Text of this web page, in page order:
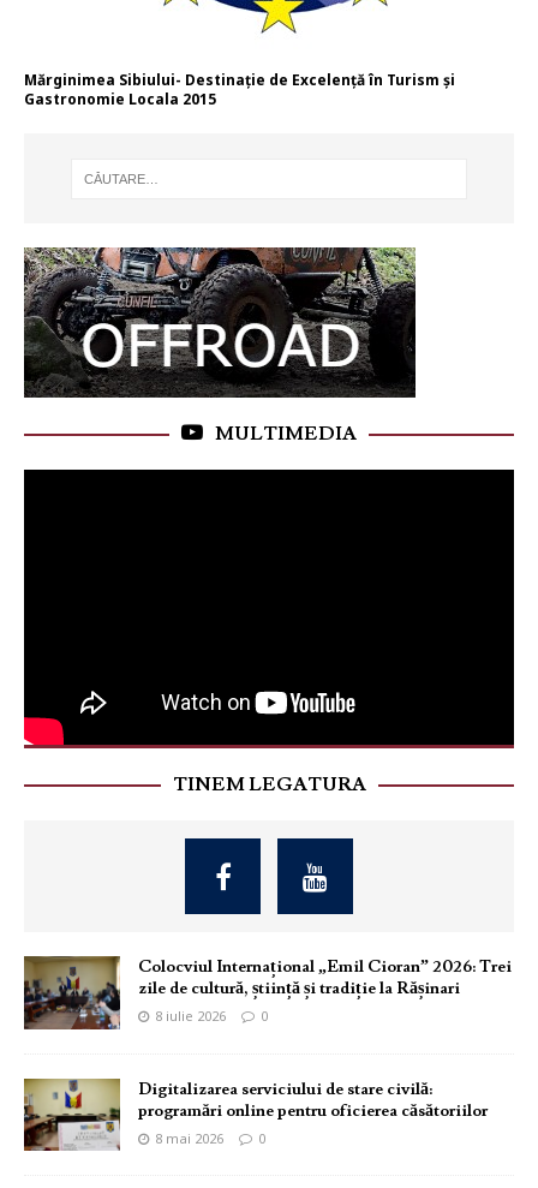
Mărginimea Sibiului- Destinație de Excelență în Turism și
Gastronomie Locala 2015
MULTIMEDIA
TINEM LEGATURA
Colocviul Internațional „Emil Cioran” 2026: Trei
zile de cultură, știință și tradiție la Rășinari
8 iulie 2026 0
Digitalizarea serviciului de stare civilă:
programări online pentru oficierea căsătoriilor
8 mai 2026 0